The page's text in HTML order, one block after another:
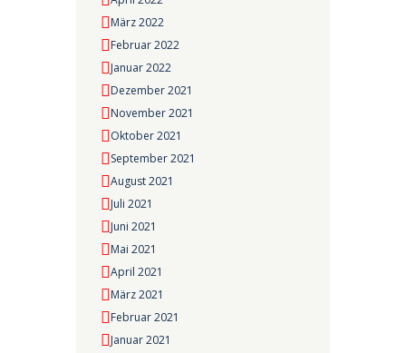
März 2022
Februar 2022
Januar 2022
Dezember 2021
November 2021
Oktober 2021
September 2021
August 2021
Juli 2021
Juni 2021
Mai 2021
April 2021
März 2021
Februar 2021
Januar 2021